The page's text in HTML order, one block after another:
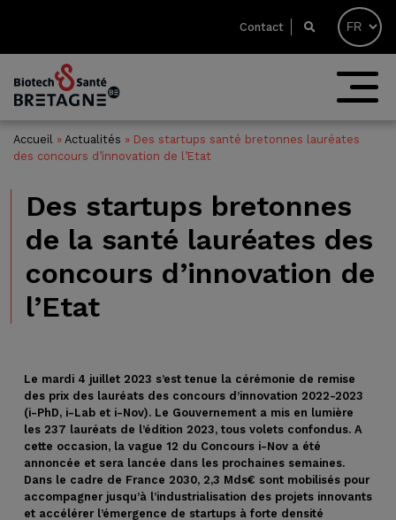
Contact
Accueil » Actualités » Des startups santé bretonnes lauréates
des concours d’innovation de l’Etat
Des startups bretonnes
de la santé lauréates des
concours d’innovation de
l’Etat
Le mardi 4 juillet 2023 s’est tenue la cérémonie de remise
des prix des lauréats des concours d’innovation 2022-2023
(i-PhD, i-Lab et i-Nov). Le Gouvernement a mis en lumière
les 237 lauréats de l’édition 2023, tous volets confondus. A
cette occasion, la vague 12 du Concours i-Nov a été
annoncée et sera lancée dans les prochaines semaines.
Dans le cadre de France 2030, 2,3 Mds€ sont mobilisés pour
accompagner jusqu’à l’industrialisation des projets innovants
et accélérer l’émergence de startups à forte densité